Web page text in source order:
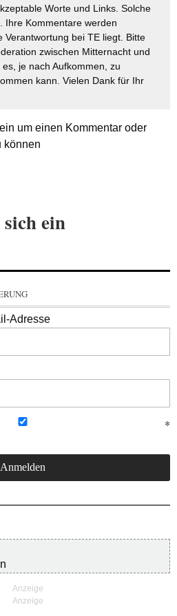
Worte und Links. Solche
Ihre Kommentare werden
Verantwortung bei TE liegt. Bitte
zwischen Mitternacht und
je nach Aufkommen, zu
kann. Vielen Dank für Ihr
um einen Kommentar oder
können
ein
Adresse